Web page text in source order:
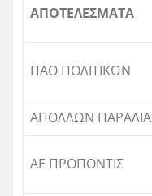
ΑΠΟΤΕΛΕΣΜΑΤΑ
ΠΑΟ ΠΟΛΙΤΙΚΩΝ
ΑΠΟΛΛΩΝ
ΑΕ ΠΡΟΠΟΝΤΙΣ